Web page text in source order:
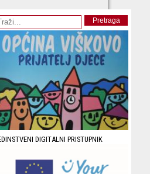
pretrage Pretraga
DIGITALNI PRISTUPNIK